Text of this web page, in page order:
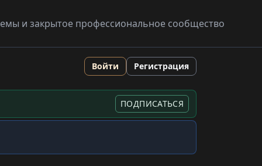
и закрытое профессиональное сообщество
Войти Регистрация
ПОДПИСАТЬСЯ